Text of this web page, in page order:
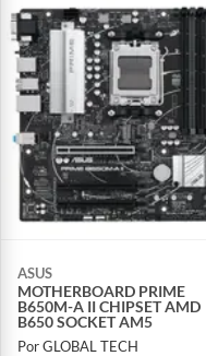
ASUS
MOTHERBOARD PRIME
B650M-A II CHIPSET AMD
B650 SOCKET AM5
Por GLOBAL TECH